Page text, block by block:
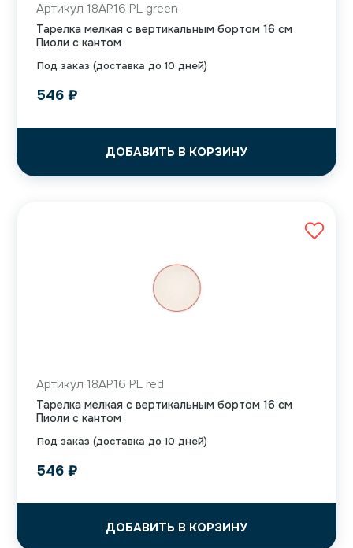
Под заказ (доставка до 10 дней)
Артикул 18AP16 PL green
Тарелка мелкая с вертикальным бортом 16 см
Пиоли с кантом
546 ₽
ДОБАВИТЬ В КОРЗИНУ
Под заказ (доставка до 10 дней)
Артикул 18AP16 PL red
Тарелка мелкая с вертикальным бортом 16 см
Пиоли с кантом
546 ₽
ДОБАВИТЬ В КОРЗИНУ